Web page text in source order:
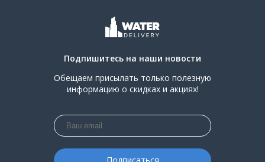
Подпишитесь на наши новости
Обещаем присылать только полезную
информацию о скидках и акциях!